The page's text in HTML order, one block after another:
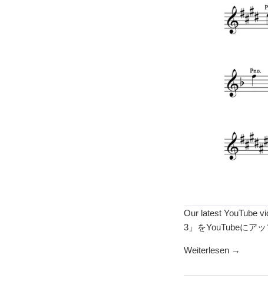
Our latest YouTube
3」をYouTubeにア
Weiterlesen →